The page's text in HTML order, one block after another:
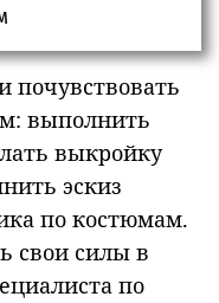
почувствовать
выполнить
выкройку
эскиз
по костюмам.
свои силы в
по